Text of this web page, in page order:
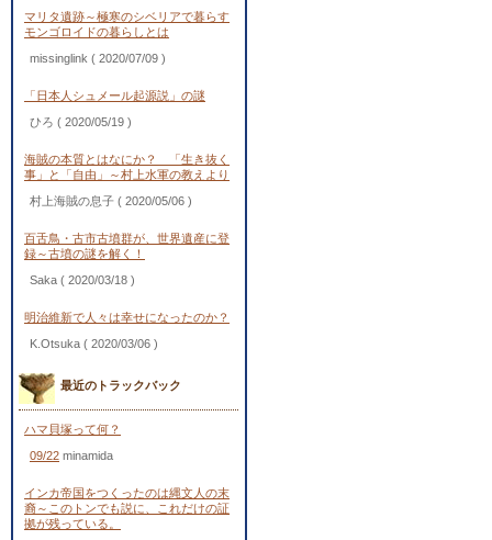
マリタ遺跡～極寒のシベリアで暮らす
モンゴロイドの暮らしとは
missinglink ( 2020/07/09 )
「日本人シュメール起源説」の謎
ひろ ( 2020/05/19 )
海賊の本質とはなにか？ 「生き抜く
事」と「自由」～村上水軍の教えより
村上海賊の息子 ( 2020/05/06 )
百舌鳥・古市古墳群が、世界遺産に登
録～古墳の謎を解く！
Saka ( 2020/03/18 )
明治維新で人々は幸せになったのか？
K.Otsuka ( 2020/03/06 )
最近のトラックバック
ハマ貝塚って何？
09/22 minamida
インカ帝国をつくったのは縄文人の末
裔～このトンでも説に、これだけの証
拠が残っている。